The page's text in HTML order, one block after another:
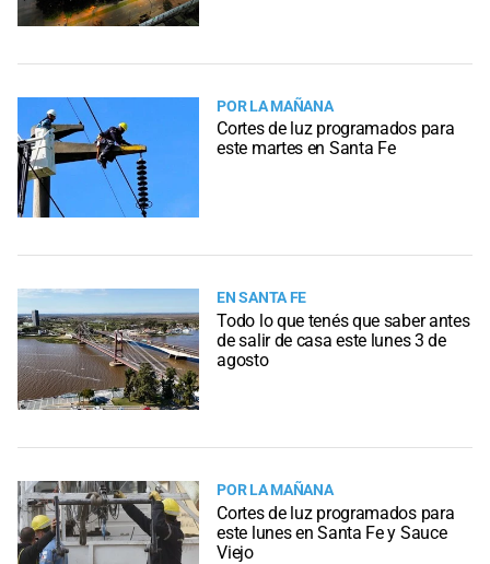
POR LA MAÑANA
Cortes de luz programados para
este martes en Santa Fe
EN SANTA FE
Todo lo que tenés que saber antes
de salir de casa este lunes 3 de
agosto
POR LA MAÑANA
Cortes de luz programados para
este lunes en Santa Fe y Sauce
Viejo